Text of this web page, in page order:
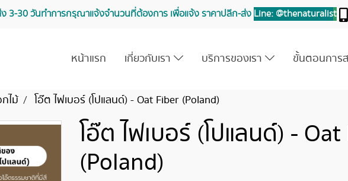
3-30 วันทำการ กรุณาแจ้งจำนวนที่ต้องการ เพื่อแจ้ง ราคาปลีก-ส่ง Line: @thenaturalist
หน้าแรก เกี่ยวกับเรา บริการของเรา ขั้นตอนการ
ไม้ โอ๊ต ไฟเบอร์ (โปแลนด์) - Oat Fiber (Poland)
โอ๊ต ไฟเบอร์ (โปแลนด์) -
(Poland)